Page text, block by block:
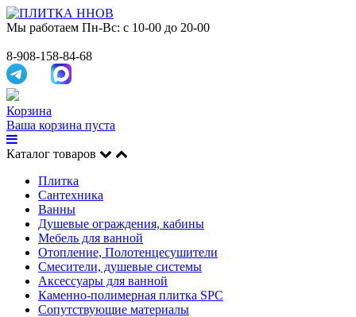
Мы работаем Пн-Вс: с 10-00 до 20-00
8-908-158-84-68
Корзина
Ваша корзина пуста
Каталог товаров
Плитка
Сантехника
Ванны
Душевые ограждения, кабины
Мебель для ванной
Отопление, Полотенцесушители
Смесители, душевые системы
Аксессуары для ванной
Каменно-полимерная плитка SPC
Сопутствующие материалы